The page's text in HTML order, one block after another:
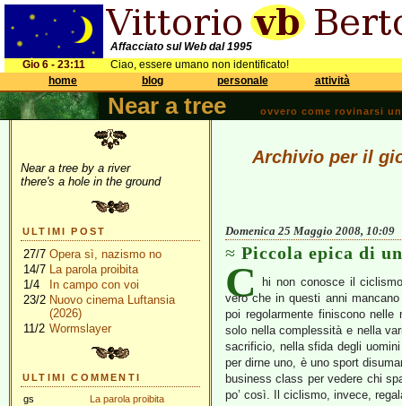
Affacciato sul Web dal 1995
Gio 6 - 23:11
Ciao, essere umano non identificato!
home
blog personale attività
Near a tree ovvero come rovinarsi
Near a tree by a river
there's a hole in the ground
ULTIMI POST
27/7 Opera sì, nazismo no
14/7 La parola proibita
1/4
In campo con voi
23/2 Nuovo cinema Luftansia
(2026)
11/2 Wormslayer
ULTIMI COMMENTI
gs
La parola proibita
Archivio per il
Domenica 25 Maggio 2008, 10:09
Piccola epica di
C
hi non conosce il
vero che in questi anni
poi regolarmente finiscono
solo nella complessità e nella
sacrificio, nella sfida degli
per dirne uno, è uno sport
business class per vedere chi
po’ così. Il ciclismo, invece,